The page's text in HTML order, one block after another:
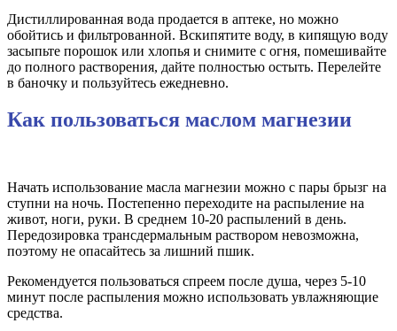
Дистиллированная вода продается в аптеке, но можно
обойтись и фильтрованной. Вскипятите воду, в кипящую воду
засыпьте порошок или хлопья и снимите с огня, помешивайте
до полного растворения, дайте полностью остыть. Перелейте
в баночку и пользуйтесь ежедневно.
Как пользоваться маслом магнезии
Начать использование масла магнезии можно с пары брызг на
ступни на ночь. Постепенно переходите на распыление на
живот, ноги, руки. В среднем 10-20 распылений в день.
Передозировка трансдермальным раствором невозможна,
поэтому не опасайтесь за лишний пшик.
Рекомендуется пользоваться спреем после душа, через 5-10
минут после распыления можно использовать увлажняющие
средства.